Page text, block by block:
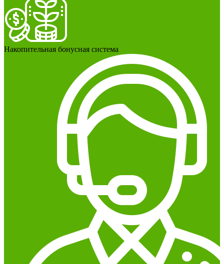
Накопительная бонусная система